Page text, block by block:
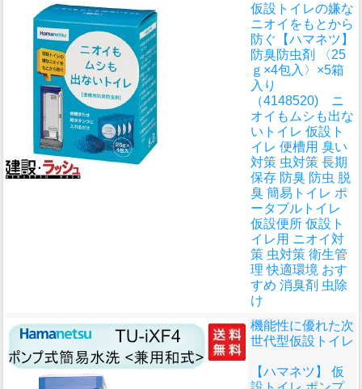
仮設トイレの嫌な
ニオイをもとから
防ぐ 【ハマネツ】
防臭防虫剤 〈25
ｇ×4包入〉×5箱
入り
（4148520) ニ
オイもムシも出な
いトイレ 仮設ト
イレ 便槽用 臭い
対策 虫対策 長期
保存 防臭 防虫 脱
臭 簡易トイレ ポ
ータブルトイレ
仮設便所 仮設ト
イレ用 ニオイ対
策 虫対策 衛生管
理 快適環境 おす
すめ 消臭剤 虫除
け
機能性に優れた次
世代型仮設トイレ
【ハマネツ】 仮